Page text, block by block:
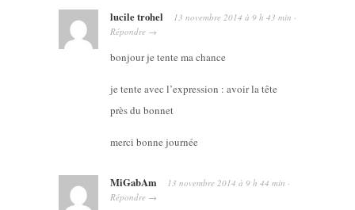
lucile trohel 13 novembre 2014 à 9 h 43 min ·
Répondre →
bonjour je tente ma chance
je tente avec l’expression : avoir la tête
près du bonnet
merci bonne journée
MiGabAm 13 novembre 2014 à 9 h 44 min ·
Répondre →